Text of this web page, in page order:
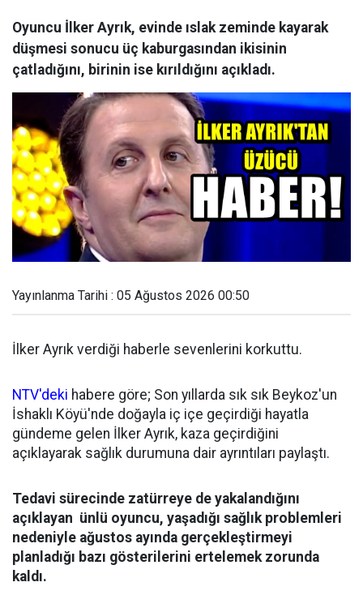
Oyuncu İlker Ayrık, evinde ıslak zeminde kayarak
düşmesi sonucu üç kaburgasından ikisinin
çatladığını, birinin ise kırıldığını açıkladı.
Yayınlanma Tarihi : 05 Ağustos 2026 00:50
İlker Ayrık verdiği haberle sevenlerini korkuttu.
NTV'deki habere göre; Son yıllarda sık sık Beykoz'un
İshaklı Köyü'nde doğayla iç içe geçirdiği hayatla
gündeme gelen İlker Ayrık, kaza geçirdiğini
açıklayarak sağlık durumuna dair ayrıntıları paylaştı.
Tedavi sürecinde zatürreye de yakalandığını
açıklayan ünlü oyuncu, yaşadığı sağlık problemleri
nedeniyle ağustos ayında gerçekleştirmeyi
planladığı bazı gösterilerini ertelemek zorunda
kaldı.